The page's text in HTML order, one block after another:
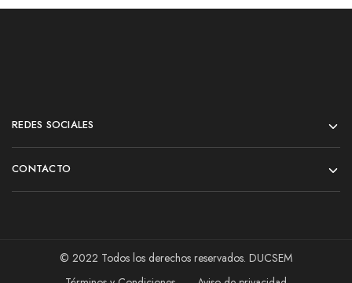
REDES SOCIALES
CONTACTO
© 2022 Todos los derechos reservados. DUCSEM